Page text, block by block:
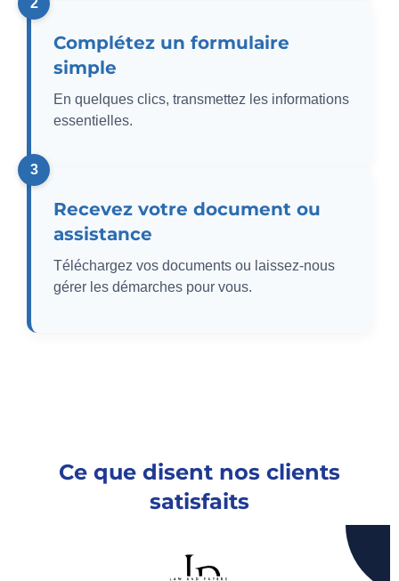
Complétez un formulaire
simple
En quelques clics, transmettez les informations
essentielles.
Recevez votre document ou
assistance
Téléchargez vos documents ou laissez-nous
gérer les démarches pour vous.
Ce que disent nos clients
satisfaits